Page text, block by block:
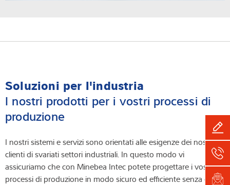
Soluzioni per l'industria
I nostri prodotti per i vostri processi di
produzione
I nostri sistemi e servizi sono orientati alle esigenze dei nostri
clienti di svariati settori industriali. In questo modo vi
assicuriamo che con Minebea Intec potete progettare i vostri
processi di produzione in modo sicuro ed efficiente senza dover